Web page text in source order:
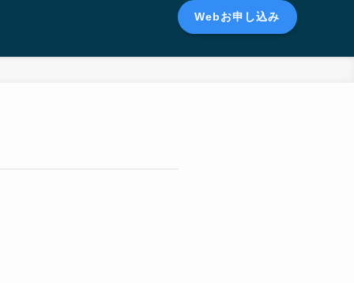
Webお申し込み